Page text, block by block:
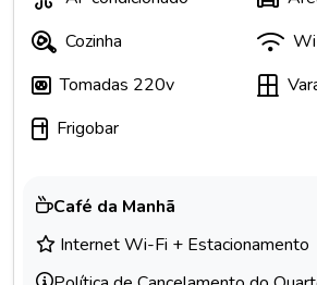
Cozinha
Tomadas 220v
Frigobar
Café da Manhã
Internet Wi-Fi + Estacionamento